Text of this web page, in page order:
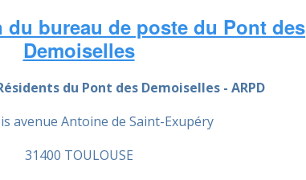
du bureau de poste du Pont des
Demoiselles
du Pont des Demoiselles - ARPD
avenue Antoine de Saint-Exupéry
31400 TOULOUSE